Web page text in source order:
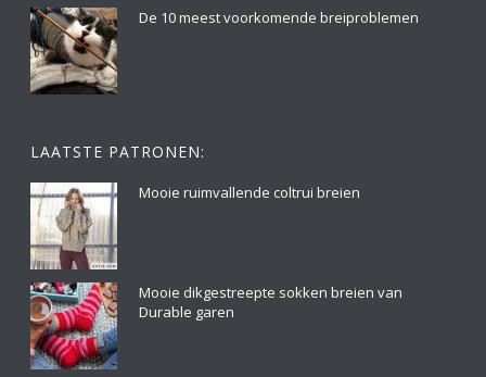
De 10 meest voorkomende breiproblemen
LAATSTE PATRONEN:
Mooie ruimvallende coltrui breien
Mooie dikgestreepte sokken breien van
Durable garen